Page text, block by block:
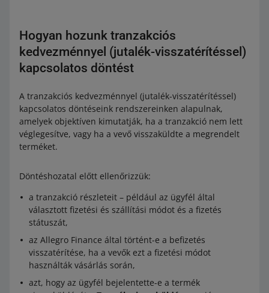
Hogyan hozunk tranzakciós
kedvezménnyel (jutalék-visszatérítéssel)
kapcsolatos döntést
A tranzakciós kedvezménnyel (jutalék-visszatérítéssel)
kapcsolatos döntéseink rendszereinken alapulnak,
amelyek objektíven kimutatják, ha a tranzakció nem lett
véglegesítve, vagy ha a vevő visszaküldte a megrendelt
terméket.
Döntéshozatal előtt ellenőrizzük:
a tranzakció részleteit – például az ügyfél által
választott fizetési és szállítási módot és a fizetés
státuszát,
az Allegro Finance által történt-e a befizetés
visszatérítése, ha a vevők ezt a fizetési módot
használták vásárlás során,
azt, hogy az ügyfél bejelentette-e a termék